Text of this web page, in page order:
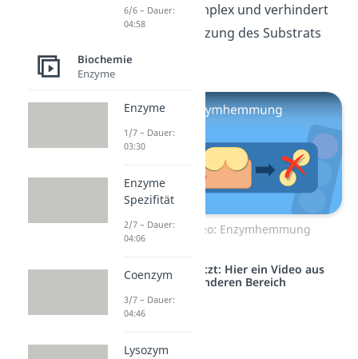
Substrat-Komplex und verhindert
so die Umsetzung des Substrats
zum Produkt
Zum Video: Enzymhemmung
Studyflix vernetzt: Hier ein Video aus
einem anderen Bereich
6/6 – Dauer:
04:58
Biochemie
Enzyme
Enzyme
1/7 – Dauer:
03:30
Enzyme
Spezifität
2/7 – Dauer:
04:06
Coenzym
3/7 – Dauer:
04:46
Lysozym